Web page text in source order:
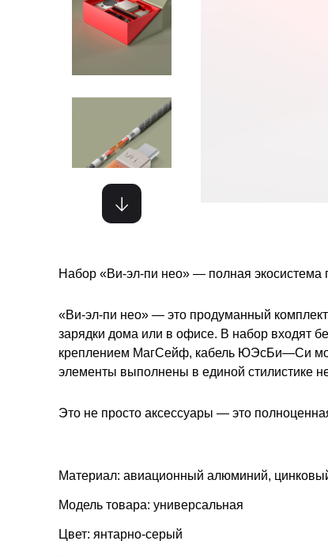
Набор «Ви-эл-пи нео» — полная экосистема
«Ви-эл-пи нео» — это продуманный комплект
зарядки дома или в офисе. В набор входят
креплением МагСейф, кабель ЮЭсБи—Си
элементы выполнены в единой стилистике
Это не просто аксессуары — это
Материал: авиационный алюминий,
Модель товара: универсальная
Цвет: янтарно-серый